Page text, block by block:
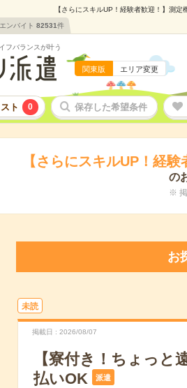
【さらにスキルUP！経験者歓迎！】測
エンバイト 82531件
フバランスが叶う
関東版 エリア変更
ト 0 保存した希望条件
【さらにスキルUP！経
の
※
お
未読
掲載日 2026/08/07
【寮付き！ちょっと
払いOK
派遣